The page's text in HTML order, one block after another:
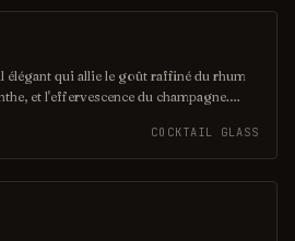
élégant qui allie le goût raffiné du rhum
et l'effervescence du champagne.
à la fois pétillante et sophistiquée,
Sa présentation luxueuse en fait un
de cocktails classiques revisités.
COCKTAIL GLASS